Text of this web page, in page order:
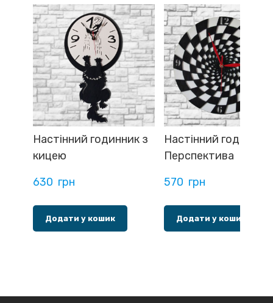
Настінний годинник з
кицею
630  грн
Додати у кошик
Настінний годинник.
Перспектива
570  грн
Додати у кошик